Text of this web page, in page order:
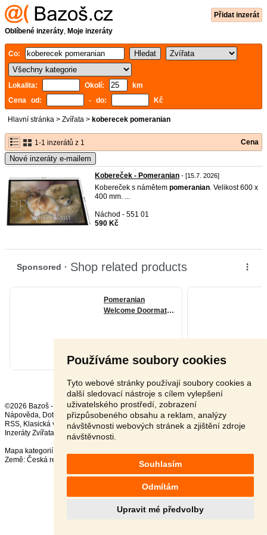
Používáme soubory cookies
Tyto webové stránky používají soubory cookies a
další sledovací nástroje s cílem vylepšení
uživatelského prostředí, zobrazení
přizpůsobeného obsahu a reklam, analýzy
návštěvnosti webových stránek a zjištění zdroje
návštěvnosti.
Souhlasím
Odmítám
Upravit mé předvolby
Přidat inzerát
Oblíbené inzeráty, Moje inzeráty
Co:
Lokalita: Okolí:
km
Cena od:
- do: Kč
Hlavní stránka > Zvířata > koberecek pomeranian
1-1 inzerátů z 1 Cena
Nové inzeráty e-mailem
Kobereček - Pomeranian - [15.7. 2026]
Kobereček s námětem pomeranian. Velikost 600 x
400 mm. ...
Náchod - 551 01
590 Kč
©2026 Bazoš -
Inzerce, Bazar
Nápověda, Dotazy ,Hodnocení,Kontakt,Reklama Podmínky,Ochrana údajů
RSS,
Inzeráty Zvířata celkem:41613 , za 24 hodin:
Mapa kategorií
Země: Česká republika Polsko, Rakousko